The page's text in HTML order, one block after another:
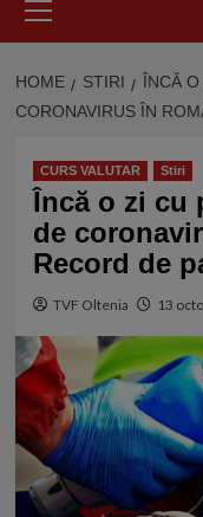
Menu
HOME STIRI
ÎNCĂ
CORONAVIRUS ÎN
CURS VALUTAR Stiri
Încă o zi cu
de
Record de
TVF Oltenia 13